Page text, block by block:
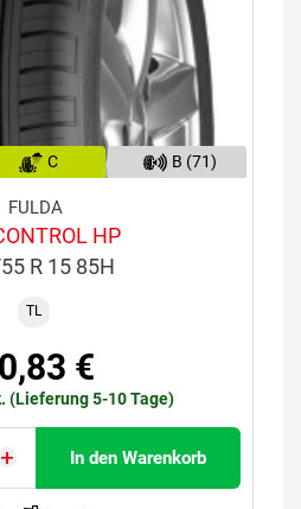
C B (71)
FULDA
HP
R 15 85H
TL
€
(Lieferung 5-10 Tage)
In den Warenkorb